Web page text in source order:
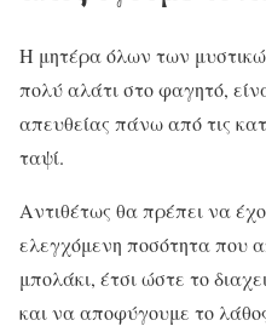
Η μητέρα όλων των
πολύ αλάτι στο φαγητό,
απευθείας πάνω από τις
ταψί.
Αντιθέτως θα πρέπει να
ελεγχόμενη ποσότητα που
μπολάκι, έτσι ώστε το
και να αποφύγουμε το